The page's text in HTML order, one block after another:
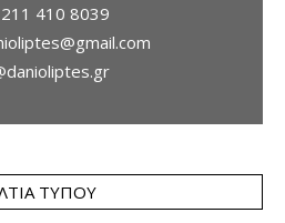
211 410 8039
ΤΎΠΟΥ